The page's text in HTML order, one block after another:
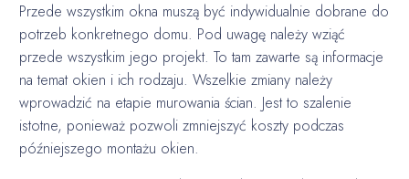
Przede wszystkim okna muszą być indywidualnie dobrane do
potrzeb konkretnego domu. Pod uwagę należy wziąć
przede wszystkim jego projekt. To tam zawarte są informacje
na temat okien i ich rodzaju. Wszelkie zmiany należy
wprowadzić na etapie murowania ścian. Jest to szalenie
istotne, ponieważ pozwoli zmniejszyć koszty podczas
późniejszego montażu okien.